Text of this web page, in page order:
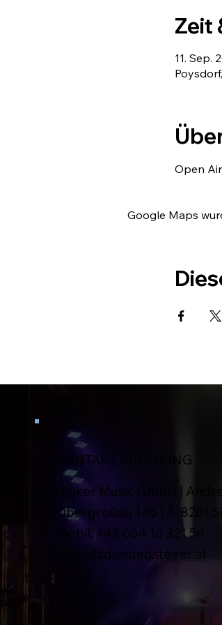
Zeit
11. Sep.
Google Maps
KONTAKT / BOOKING
Hinker Music GmbH |
Obergroßau 146 | A-8261
Mobil: +43 664 16 321 54
office@diesuedsteirer.at